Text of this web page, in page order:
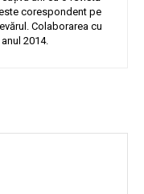
corespondent pe
Colaborarea cu
2014.